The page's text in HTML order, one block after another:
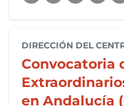
DIRECCIÓN DEL
Convocatoria
en Andalucía